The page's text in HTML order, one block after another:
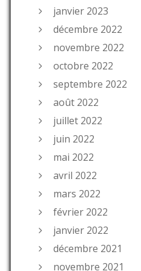
janvier 2023
décembre 2022
novembre 2022
octobre 2022
septembre 2022
août 2022
juillet 2022
juin 2022
mai 2022
avril 2022
mars 2022
février 2022
janvier 2022
décembre 2021
novembre 2021